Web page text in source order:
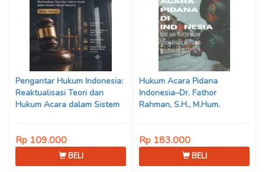
Pengantar Hukum Indonesia:
Reaktualisasi Teori dan
Hukum Acara dalam Sistem
Jamin, S.H., M.Hum., dkk.
Rp 109.000
BELI
Hukum Acara Pidana
Indonesia–Dr. Fathor
Rahman, S.H., M.Hum.
Rp 183.000
BELI